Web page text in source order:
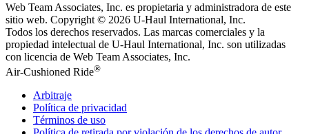
Web Team Associates, Inc. es propietaria y administradora de este
sitio web. Copyright © 2026 U-Haul International, Inc.
Todos los derechos reservados. Las marcas comerciales y la
propiedad intelectual de U-Haul International, Inc. son utilizadas
con licencia de Web Team Associates, Inc.
Air-Cushioned Ride®
Arbitraje
Política de privacidad
Términos de uso